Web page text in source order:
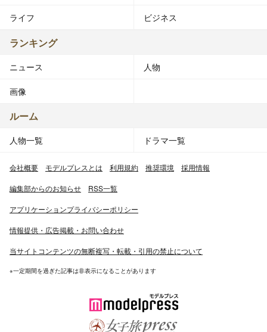
ライフ ビジネス
ランキング
ニュース 人物
画像
ルーム
人物一覧 ドラマ一覧
会社概要 モデルプレスとは 利用規約 推奨環境 採用情報
編集部からのお知らせ RSS一覧
アプリケーションプライバシーポリシー
情報提供・広告掲載・お問い合わせ
当サイトコンテンツの無断複写・転載・引用の禁止について
※一定期間を過ぎた記事は非表示になることがあります